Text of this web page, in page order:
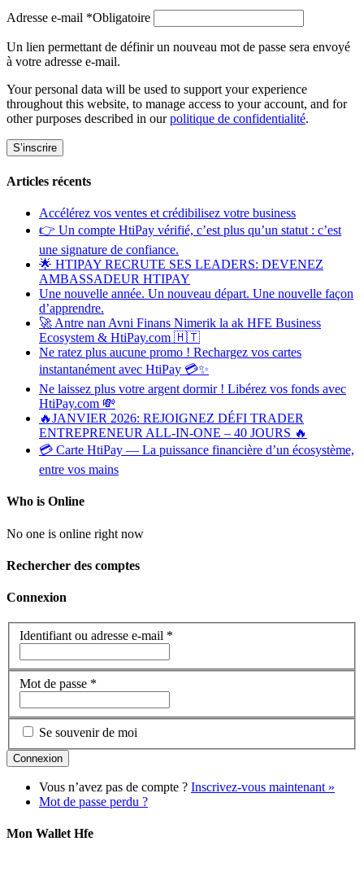
Adresse e-mail *Obligatoire
Un lien permettant de définir un nouveau mot de passe sera envoyé
à votre adresse e-mail.
Your personal data will be used to support your experience
throughout this website, to manage access to your account, and for
other purposes described in ourpolitique de confidentialité.
S’inscrire
Articles récents
Accélérez vos ventes et crédibilisez votre business
👉 Un compte HtiPay vérifié, c’est plus qu’un statut : c’est
une signature de confiance.
🌟 HTIPAY RECRUTE SES LEADERS: DEVENEZ
AMBASSADEUR HTIPAY
Une nouvelle année. Un nouveau départ. Une nouvelle façon
d’apprendre.
🚀 Antre nan Avni Finans Nimerik la ak HFE Business
Ecosystem & HtiPay.com 🇭🇹
Ne ratez plus aucune promo ! Rechargez vos cartes
instantanément avec HtiPay 💳✨
Ne laissez plus votre argent dormir ! Libérez vos fonds avec
HtiPay.com 💸
🔥JANVIER 2026: REJOIGNEZ DÉFI TRADER
ENTREPRENEUR ALL-IN-ONE – 40 JOURS 🔥
💳 Carte HtiPay — La puissance financière d’un écosystème,
entre vos mains
Who is Online
No one is online right now
Rechercher des comptes
Connexion
Identifiant ou adresse e-mail *
Mot de passe *
Se souvenir de moi
Vous n’avez pas de compte ? Inscrivez-vous maintenant »
Mot de passe perdu ?
Mon Wallet Hfe